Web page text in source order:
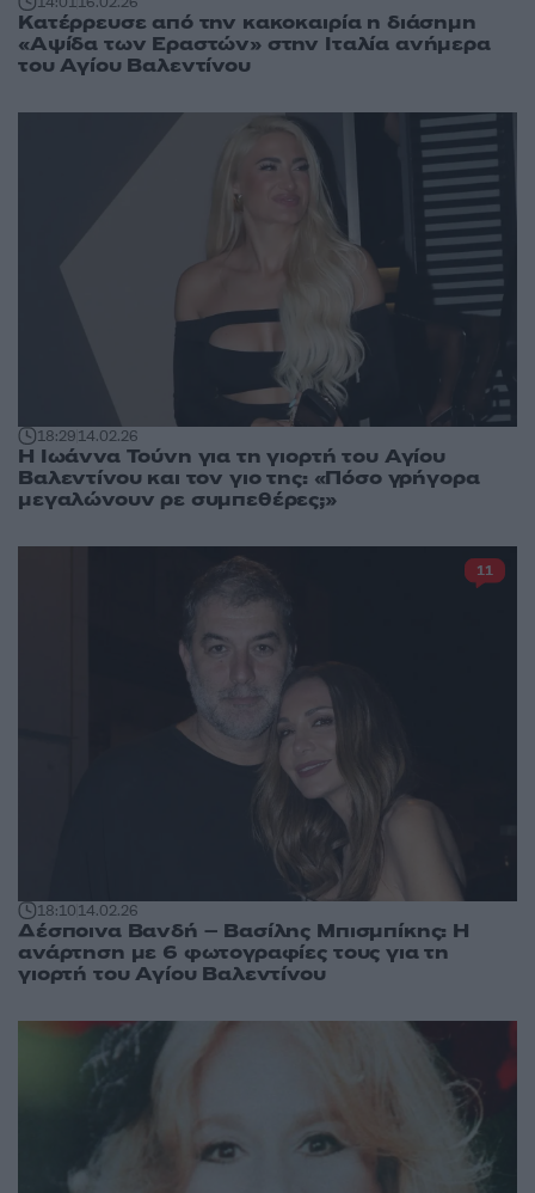
Κατέρρευσε από την κακοκαιρία η διάσημη
«Αψίδα των Εραστών» στην Ιταλία ανήμερα
του Αγίου Βαλεντίνου
18:2914.02.26
Η Ιωάννα Τούνη για τη γιορτή του Αγίου
Βαλεντίνου και τον γιο της: «Πόσο γρήγορα
μεγαλώνουν ρε συμπεθέρες;»
18:1014.02.26
Δέσποινα Βανδή – Βασίλης Μπισμπίκης: Η
ανάρτηση με 6 φωτογραφίες τους για τη
γιορτή του Αγίου Βαλεντίνου
11